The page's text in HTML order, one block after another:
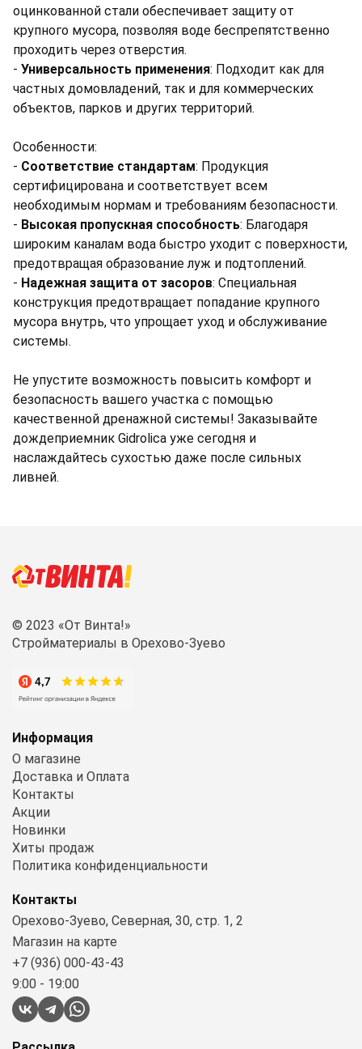
оцинкованной стали обеспечивает защиту от
крупного мусора, позволяя воде беспрепятственно
проходить через отверстия.
- Универсальность применения: Подходит как для
частных домовладений, так и для коммерческих
объектов, парков и других территорий.
Особенности:
- Соответствие стандартам: Продукция
сертифицирована и соответствует всем
необходимым нормам и требованиям безопасности.
- Высокая пропускная способность: Благодаря
широким каналам вода быстро уходит с поверхности,
предотвращая образование луж и подтоплений.
- Надежная защита от засоров: Специальная
конструкция предотвращает попадание крупного
мусора внутрь, что упрощает уход и обслуживание
системы.
Не упустите возможность повысить комфорт и
безопасность вашего участка с помощью
качественной дренажной системы! Заказывайте
дождеприемник Gidrolica уже сегодня и
наслаждайтесь сухостью даже после сильных
ливней.
© 2023 «От Винта!»
Стройматериалы в Орехово-Зуево
Контакты
Орехово-Зуево, Северная, 30, стр. 1, 2
Магазин на карте
+7 (936) 000-43-43
9:00 - 19:00
Информация
О магазине
Доставка и Оплата
Контакты
Акции
Новинки
Хиты продаж
Политика конфиденциальности